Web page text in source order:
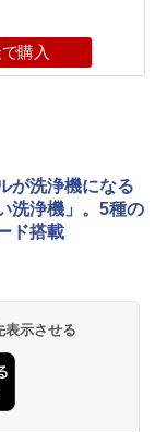
購入
が洗浄機になる
洗浄機」。5種の
ド搭載
表示させる